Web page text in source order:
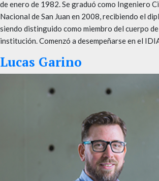
de enero de 1982. Se graduó como Ingeniero
Nacional de San Juan en 2008, recibiendo el
siendo distinguido como miembro del cuerpo
institución. Comenzó a desempeñarse en el
Lucas Garino